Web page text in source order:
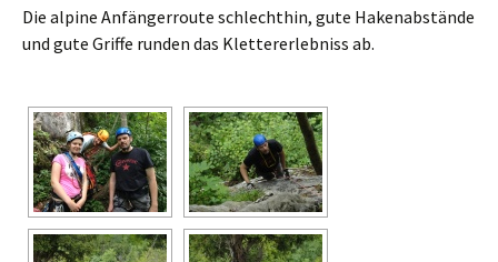
Die alpine Anfängerroute schlechthin, gute Hakenabstände
und gute Griffe runden das Klettererlebniss ab.